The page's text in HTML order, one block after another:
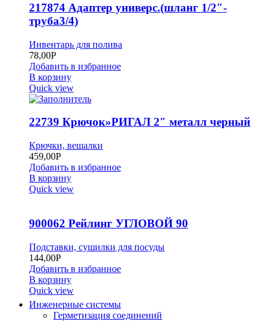
217874 Адаптер универс.(шланг 1/2″-
труба3/4)
Инвентарь для полива
78,00Р
Добавить в избранное
В корзину
Quick view
22739 Крючок»РИГАЛ 2″ металл черный
Крючки, вешалки
459,00Р
Добавить в избранное
В корзину
Quick view
900062 Рейлинг УГЛОВОЙ 90
Подставки, сушилки для посуды
144,00Р
Добавить в избранное
В корзину
Quick view
Инженерные системы
Герметизация соединений